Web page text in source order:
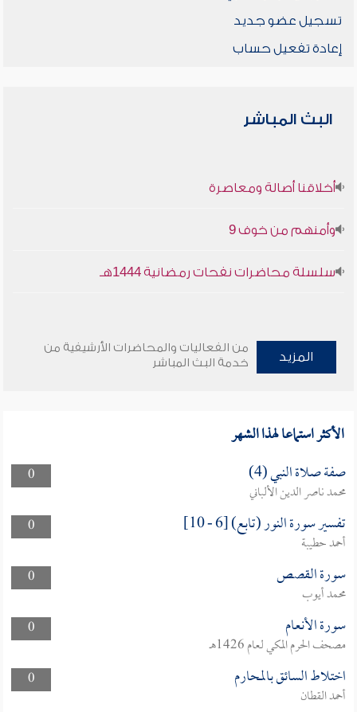
تسجيل عضو جديد
إعادة تفعيل حساب
البث المباشر
أخلاقنا أصالة ومعاصرة
وأمنهم من خوف 9
سلسلة محاضرات نفحات رمضانية 1444هـ
المزيد
من الفعاليات والمحاضرات الأرشيفية من
خدمة البث المباشر
الأكثر استماعا لهذا الشهر
0 صفة صلاة النبي (4)
محمد ناصر الدين الألباني
0
تفسير سورة النور (تابع) [6 - 10]
أحمد حطيبة
0
سورة القصص
محمد أيوب
0
سورة الأنعام
مصحف الحرم المكي لعام 1426هـ
0
اختلاط السائق بالمحارم
أحمد القطان